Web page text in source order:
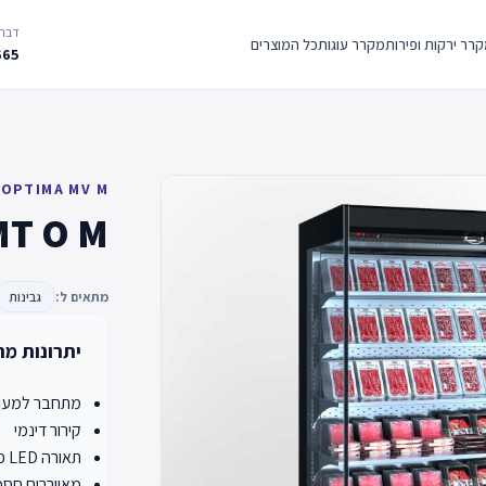
ירקות ופירותמקרר עוגותכל המוצרים
MV M
O M
מתאים ל: גבינות
יתרונות
מתחבר
קירור דינמי
תאורה LED פנימית